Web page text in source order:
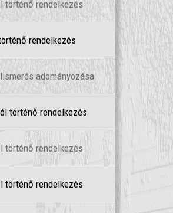
történő rendelkezés
rendelkezés
adományozása
történő rendelkezés
történő rendelkezés
történő rendelkezés